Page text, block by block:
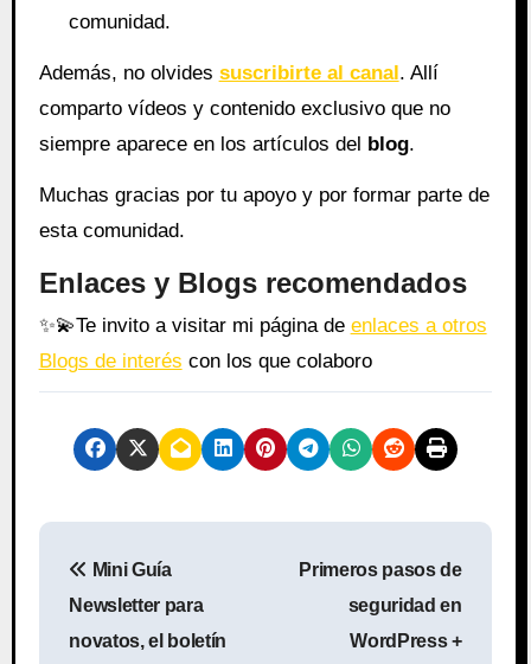
comunidad.
Además, no olvides suscribirte al canal . Allí
comparto vídeos y contenido exclusivo que no
siempre aparece en los artículos del
blog.
Muchas gracias por tu apoyo y por formar parte de
esta comunidad.
Enlaces y Blogs recomendados
✨💫Te invito a visitar mi página de enlaces a otros
Blogs de interés con los que colaboro
Mini Guía
Newsletter para
novatos, el boletín
Primeros pasos de
seguridad en
WordPress +